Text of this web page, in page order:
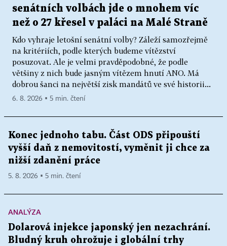
senátních volbách jde o mnohem víc
než o 27 křesel v paláci na Malé Straně
Kdo vyhraje letošní senátní volby? Záleží samozřejmě
na kritériích, podle kterých budeme vítězství
posuzovat. Ale je velmi pravděpodobné, že podle
většiny z nich bude jasným vítězem hnutí ANO. Má
dobrou šanci na největší zisk mandátů ve své historii...
6. 8. 2026 ▪ 5 min. čtení
Konec jednoho tabu. Část ODS připouští
vyšší daň z nemovitostí, vyměnit ji chce za
nižší zdanění práce
5. 8. 2026 ▪ 5 min. čtení
ANALÝZA
Dolarová injekce japonský jen nezachrání.
Bludný kruh ohrožuje i globální trhy